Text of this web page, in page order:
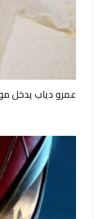
عمرو دياب يدخل